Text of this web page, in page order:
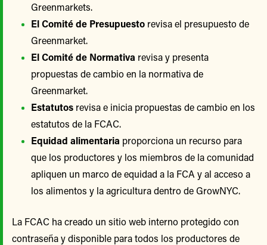
Greenmarkets.
El Comité de Presupuesto revisa el presupuesto de
Greenmarket.
El Comité de Normativa revisa y presenta
propuestas de cambio en la normativa de
Greenmarket.
Estatutos revisa e inicia propuestas de cambio en los
estatutos de la FCAC.
Equidad alimentaria proporciona un recurso para
que los productores y los miembros de la comunidad
apliquen un marco de equidad a la FCA y al acceso a
los alimentos y la agricultura dentro de GrowNYC.
La FCAC ha creado un sitio web interno protegido con
contraseña y disponible para todos los productores de